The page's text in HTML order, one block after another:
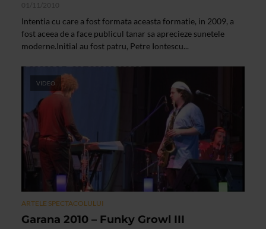
01/11/2010
Intentia cu care a fost formata aceasta formatie, in 2009, a
fost aceea de a face publicul tanar sa aprecieze sunetele
moderne.Initial au fost patru, Petre Iontescu...
VIDEO
ARTELE SPECTACOLULUI
Garana 2010 – Funky Growl III